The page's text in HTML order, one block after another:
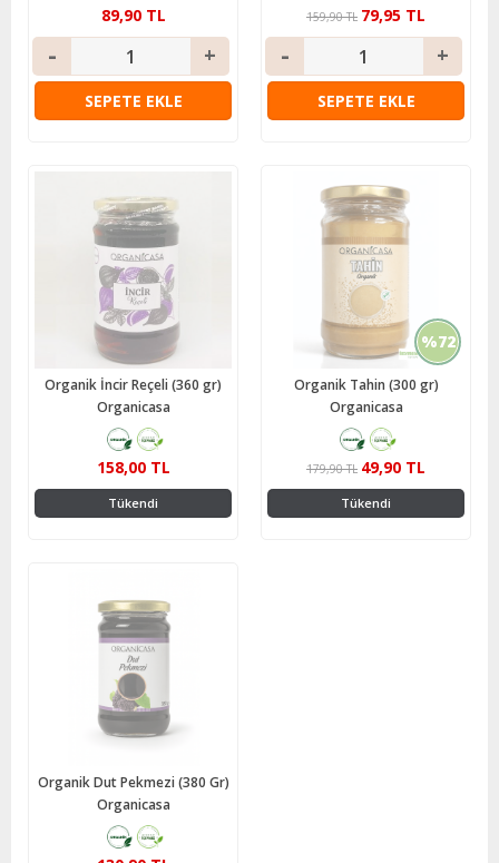
89,90 TL
SEPETE EKLE
79,95 TL
159,90 TL
SEPETE EKLE
Organik İncir Reçeli (360 gr)
Organicasa
158,00 TL
Tükendi
%72
Organik Tahin (300 gr)
Organicasa
49,90 TL
179,90 TL
Tükendi
Organik Dut Pekmezi (380 Gr)
Organicasa